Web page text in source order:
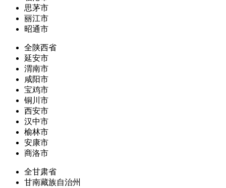
思茅市
丽江市
昭通市
全陕西省
延安市
渭南市
咸阳市
宝鸡市
铜川市
西安市
汉中市
榆林市
安康市
商洛市
全甘肃省
甘南藏族自治州